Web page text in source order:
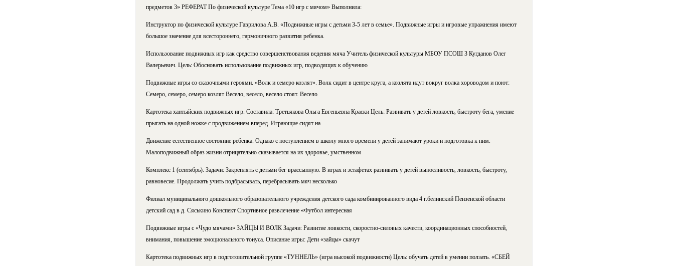
предметов 3» РЕФЕРАТ По физической культуре Тема «10 игр с мячом» Выполнила:
Инструктор по физической культуре Гаврилова А.В. «Подвижные игры с детьми 3-5 лет в семье». Подвижные игры и игровые упражнения имеют
большое значение для всестороннего, гармоничного развития ребенка.
Использование подвижных игр как средство совершенствования ведения мяча Учитель физической культуры МБОУ ПСОШ 3 Кугданов Олег
Валерьевич. Цель: Обосновать использование подвижных игр, подводящих к обучению
Подвижные игры со сказочными героями. «Волк и семеро козлят». Волк сидит в центре круга, а козлята идут вокруг волка хороводом и поют:
Семеро, семеро, семеро козлят Весело, весело, весело стоят. Весело
Картотека хантыйских подвижных игр. Составила: Третьякова Ольга Евгеньевна Краски Цель: Развивать у детей ловкость, быстроту бега, умение
прыгать на одной ножке с продвижением вперед. Играющие сидят на
Движение естественное состояние ребенка. Однако с поступлением в школу много времени у детей занимают уроки и подготовка к ним.
Малоподвижный образ жизни отрицательно сказывается на их здоровье, умственном
Комплекс 1 (сентябрь). Задачи: Закреплять с детьми бег врассыпную. В играх и эстафетах развивать у детей выносливость, ловкость, быстроту,
равновесие. Продолжать учить подбрасывать, перебрасывать мяч несколько
Филиал муниципального дошкольного образовательного учреждения детского сада комбинированного вида 4 г.белинский Пензенской области
детский сад в д. Сяськино Конспект Спортивное развлечение «Футбол интересная
Подвижные игры с «Чудо мячами» ЗАЙЦЫ И ВОЛК Задачи: Развитие ловкости, скоростно-силовых качеств, координационных способностей,
внимания, повышение эмоционального тонуса. Описание игры: Дети «зайцы» скачут
Картотека подвижных игр в подготовительной группе «ТУННЕЛЬ» (игра высокой подвижности) Цель: обучать детей в умении ползать. «СБЕЙ